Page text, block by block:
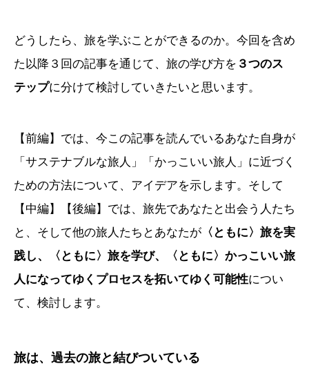
どうしたら、旅を学ぶことができるのか。今回を含め
た以降３回の記事を通じて、旅の学び方を ３つのス
テップに分けて検討していきたいと思います。
【前編】では、今この記事を読んでいるあなた自身が
「サステナブルな旅人」「かっこいい旅人」に近づく
ための方法について、アイデアを示します。そして
【中編】【後編】では、旅先であなたと出会う人たち
と、そして他の旅人たちとあなたが 〈ともに〉旅を実
践し、〈ともに〉旅を学び、〈ともに〉かっこいい旅
人になってゆくプロセスを拓いてゆく可能性につい
て、検討します。
旅は、過去の旅と結びついている